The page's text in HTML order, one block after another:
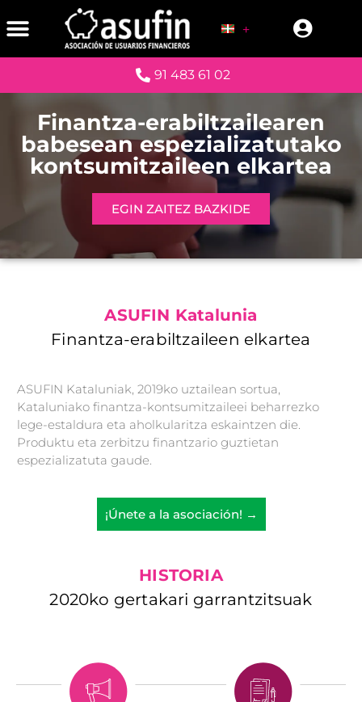
91 483 61 02
Finantza-erabiltzailearen
babesean espezializatutako
kontsumitzaileen elkartea
EGIN ZAITEZ BAZKIDE
ASUFIN Katalunia
Finantza-erabiltzaileen elkartea
ASUFIN Kataluniak, 2019ko uztailean sortua,
Kataluniako finantza-kontsumitzaileei beharrezko
lege-estaldura eta aholkularitza eskaintzen die.
Produktu eta zerbitzu finantzario guztietan
espezializatuta gaude.
¡Únete a la asociación! →
HISTORIA
2020ko gertakari garrantzitsuak